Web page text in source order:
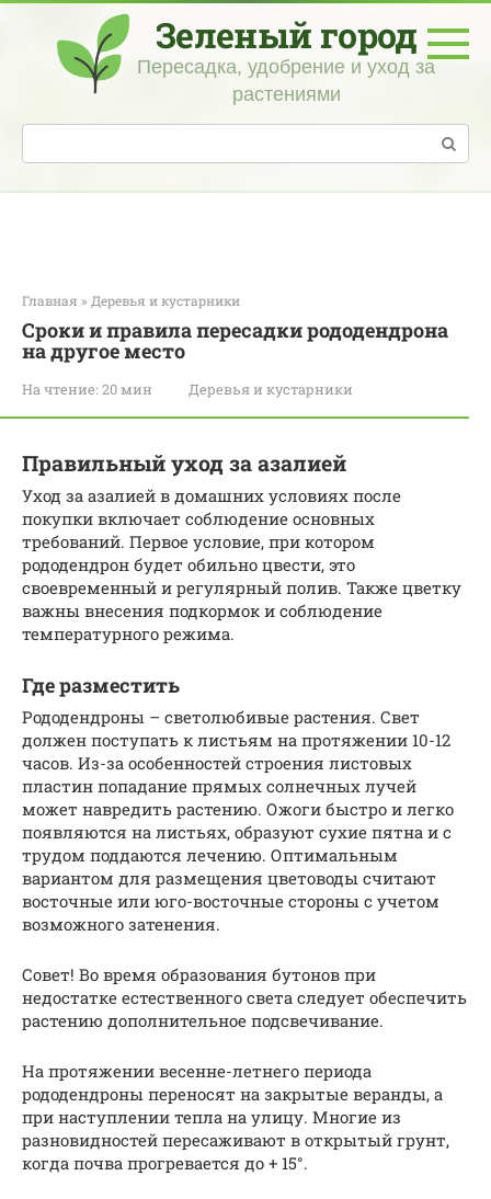
Перейти
контенту
Зеленый город
Пересадка, удобрение и уход за
растениями
Поиск:
Главная » Деревья и кустарники
Сроки и правила пересадки рододендрона
на другое место
На чтение: 20 мин Деревья и кустарники
Правильный уход за азалией
Уход за азалией в домашних условиях после
покупки включает соблюдение основных
требований. Первое условие, при котором
рододендрон будет обильно цвести, это
своевременный и регулярный полив. Также цветку
важны внесения подкормок и соблюдение
температурного режима.
Где разместить
Рододендроны – светолюбивые растения. Свет
должен поступать к листьям на протяжении 10-12
часов. Из-за особенностей строения листовых
пластин попадание прямых солнечных лучей
может навредить растению. Ожоги быстро и легко
появляются на листьях, образуют сухие пятна и с
трудом поддаются лечению. Оптимальным
вариантом для размещения цветоводы считают
восточные или юго-восточные стороны с учетом
возможного затенения.
Совет! Во время образования бутонов при
недостатке естественного света следует обеспечить
растению дополнительное подсвечивание.
На протяжении весенне-летнего периода
рододендроны переносят на закрытые веранды, а
при наступлении тепла на улицу. Многие из
разновидностей пересаживают в открытый грунт,
когда почва прогревается до + 15°.